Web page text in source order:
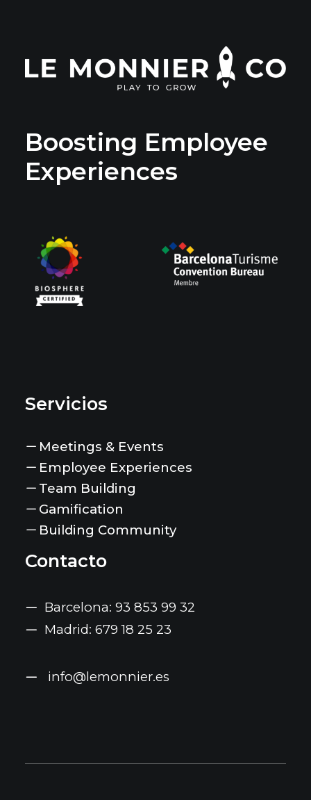
Boosting Employee
Experiences
Servicios
Meetings & Events
Employee Experiences
Team Building
Gamification
Building Community
Contacto
Barcelona: 93 853 99 32
Madrid: 679 18 25 23
info@lemonnier.es